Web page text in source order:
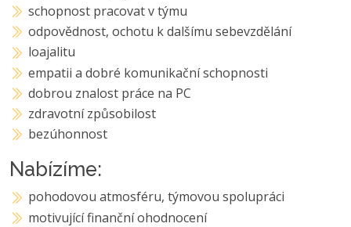
schopnost pracovat v týmu
odpovědnost, ochotu k dalšímu sebevzdělání
loajalitu
empatii a dobré komunikační schopnosti
dobrou znalost práce na PC
zdravotní způsobilost
bezúhonnost
Nabízíme:
pohodovou atmosféru, týmovou spolupráci
motivující finanční ohodnocení